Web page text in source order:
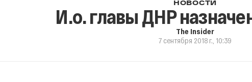
НОВОСТИ
И.о. главы ДНР
The Insider
7 сентября 2018 г., 10:39